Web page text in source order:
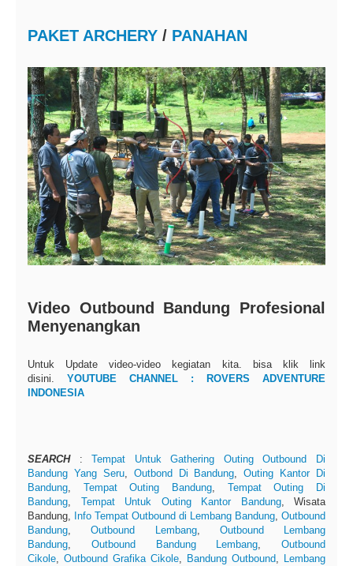
PAKET ARCHERY / PANAHAN
Video Outbound Bandung Profesional
Menyenangkan
Untuk Update video-video kegiatan kita. bisa klik link
disini. YOUTUBE CHANNEL : ROVERS ADVENTURE
INDONESIA
SEARCH:Tempat Untuk Gathering Outing Outbound Di
Bandung Yang Seru, Outbond Di Bandung,Outing Kantor Di
Bandung, Tempat Outing Bandung, Tempat Outing Di
Bandung, Tempat Untuk Outing Kantor Bandung, Wisata
Bandung, Info Tempat Outbound di Lembang Bandung, Outbound
Bandung,Outbound Lembang, Outbound Lembang
Bandung, Outbound Bandung Lembang, Outbound
Cikole, Outbound Grafika Cikole, Bandung Outbound, Lembang